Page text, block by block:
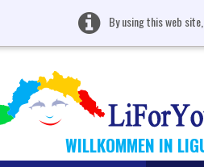
By using this web
WILLKOMMEN IN